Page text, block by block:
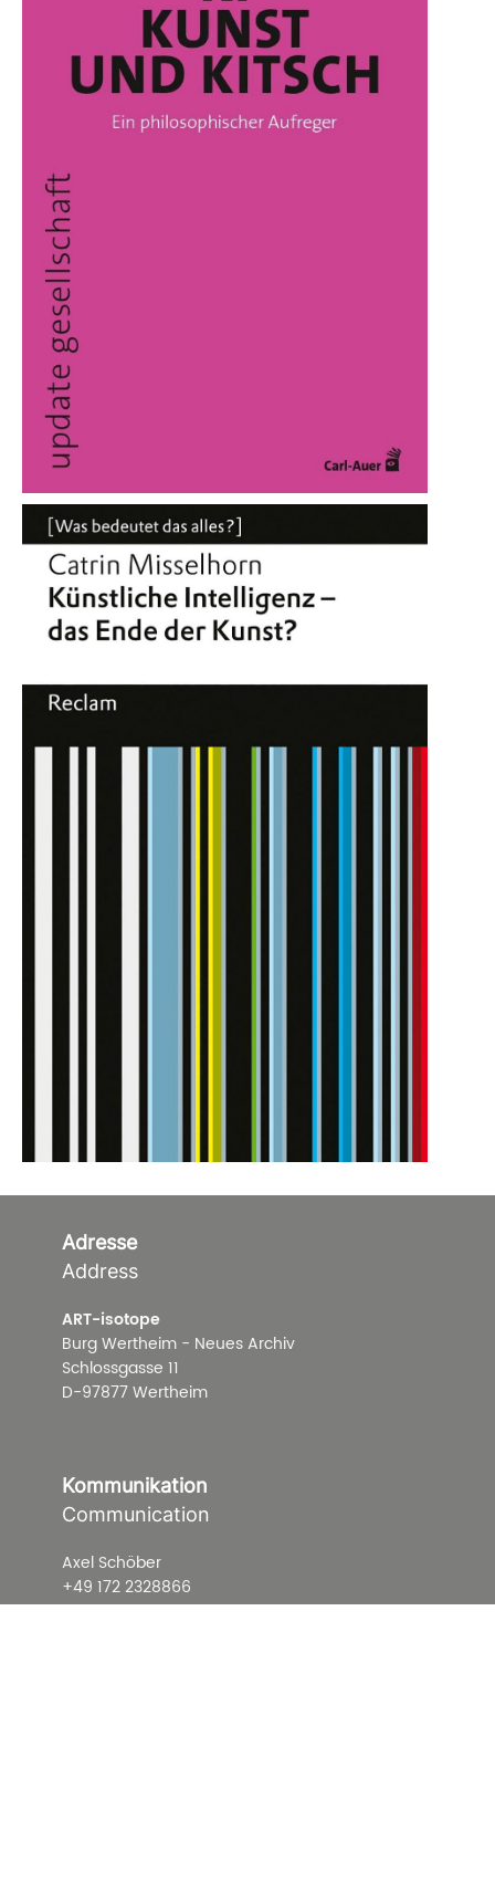
Adresse
Address
ART-isotope
Burg Wertheim - Neues Archiv
Schlossgasse 11
D-97877 Wertheim
Kommunikation
Communication
Axel Schöber
+49 172 2328866
mail@art-isotope.de